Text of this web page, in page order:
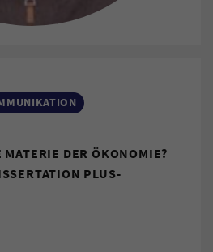
DER ÖKONOMIE?
PLUS-S